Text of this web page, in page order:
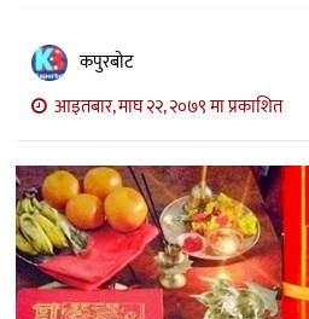
विचार
अन्तर्वार्ता
मनोरञ्जन
खेल
प्रविधि
भिडियो
कपुरबोट
आइतबार, माघ २२, २०७९ मा प्रकाशित